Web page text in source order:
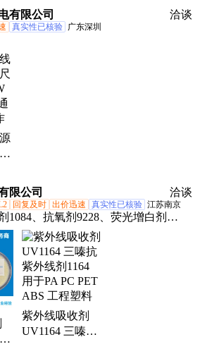
尘触摸按键
有限公司 洽谈
真实性已核验 广东深圳
:
外
限公司 洽谈
回复及时 出价迅速 真实性已核验 江苏南京
1084、抗氧剂9228、荧光增白剂
钠、光引发剂651、抗氧剂565、苯
抗氧剂5067、紫外线吸收剂BP9、紫
、抗氧剂1098、紫外线吸收剂BP-1、
氧剂1135、水溶性紫外线吸收剂D、
酯型抗氧剂136、光引发剂CBP、十
、防老剂2246、抗氧剂、紫外线吸收
紫外线吸收剂
UV1164 三嗪抗